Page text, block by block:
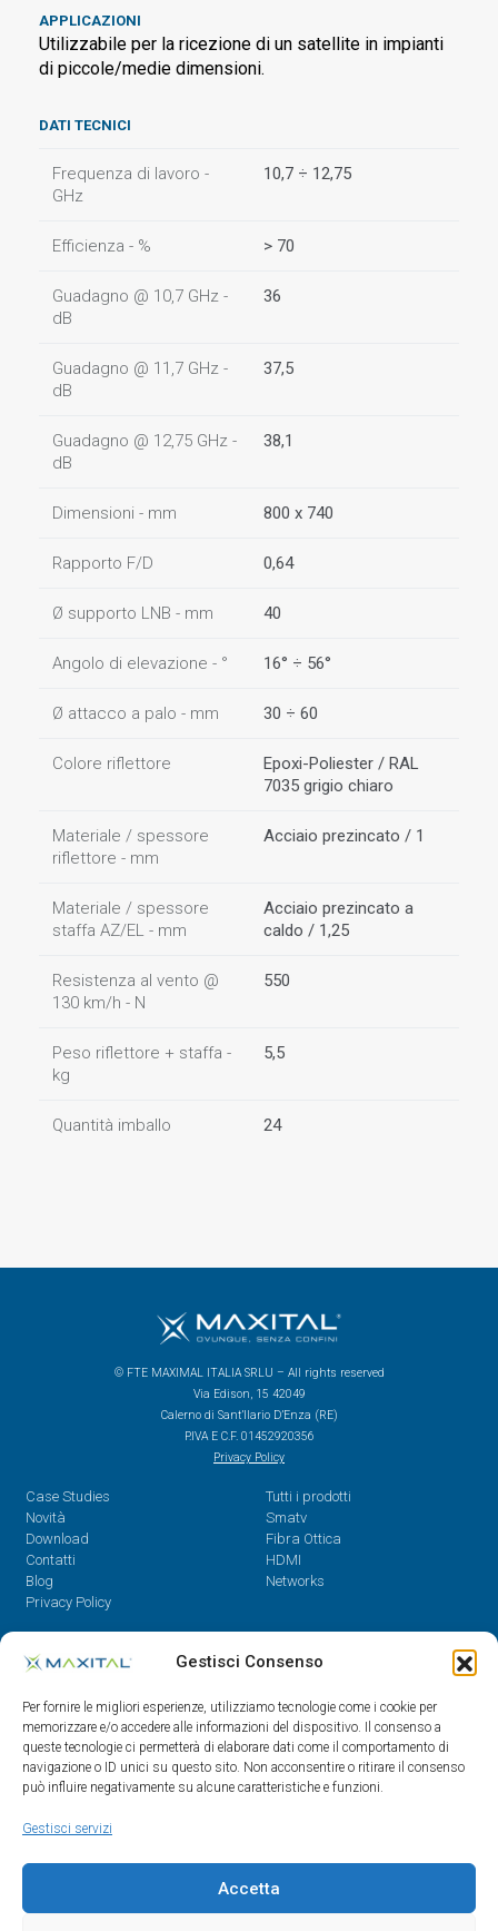
Gestisci Consenso
Per fornire le migliori esperienze, utilizziamo tecnologie come i cookie per
memorizzare e/o accedere alle informazioni del dispositivo. Il consenso a
queste tecnologie ci permetterà di elaborare dati come il comportamento di
navigazione o ID unici su questo sito. Non acconsentire o ritirare il consenso
può influire negativamente su alcune caratteristiche e funzioni.
Gestisci servizi
Accetta
APPLICAZIONI
Utilizzabile per la ricezione di un satellite in impianti
di piccole/medie dimensioni.
DATI TECNICI
Frequenza di lavoro -
GHz
10,7 ÷ 12,75
Efficienza - % > 70
Guadagno @ 10,7 GHz -
dB
36
Guadagno @ 11,7 GHz -
dB
37,5
Guadagno @ 12,75 GHz -
dB
38,1
Dimensioni - mm 800 x 740
Rapporto F/D 0,64
Ø supporto LNB - mm 40
Angolo di elevazione - ° 16° ÷ 56°
Ø attacco a palo - mm 30 ÷ 60
Colore riflettore
Epoxi-Poliester / RAL
7035 grigio chiaro
Materiale / spessore
riflettore - mm
Acciaio prezincato / 1
Materiale / spessore
staffa AZ/EL - mm
Acciaio prezincato a
caldo / 1,25
Resistenza al vento @
130 km/h - N
550
Peso riflettore + staffa -
kg
5,5
Quantità imballo 24
© FTE MAXIMAL ITALIA SRLU – All rights reserved
Via Edison, 15 42049
Calerno di Sant’Ilario D’Enza (RE)
P.IVA E C.F. 01452920356
Privacy Policy
Case Studies
Novità
Download
Contatti
Blog
Privacy Policy
Tutti i prodotti
Smatv
Fibra Ottica
HDMI
Networks
Contatti
08.30 - 12.30 / 14 - 18
0522/909701
0522/909748